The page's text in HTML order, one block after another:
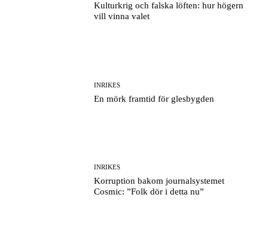
Kulturkrig och falska löften: hur högern
vill vinna valet
INRIKES
En mörk framtid för glesbygden
INRIKES
Korruption bakom journalsystemet
Cosmic: ”Folk dör i detta nu”